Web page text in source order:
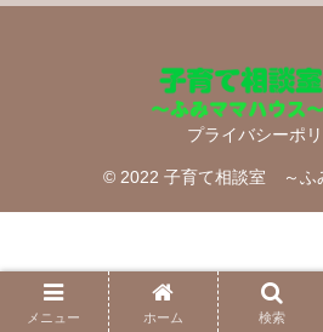
プライバシーポ
© 2022 子育て相談室 ～ふ
メニュー ホーム 検索